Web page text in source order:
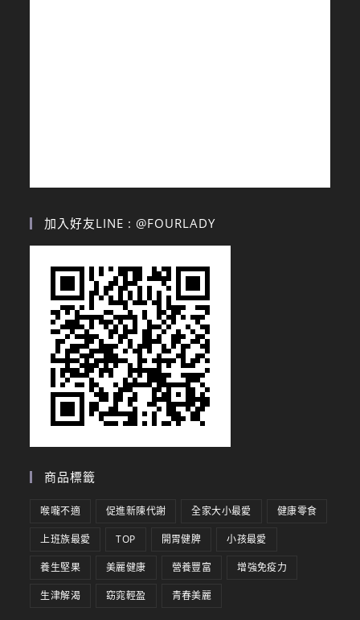
加入好友LINE : @FOURLADY
商品標籤
喉嚨不適 促進新陳代謝 全家大小最愛 健康零食
上班族最愛 TOP 開胃健脾 小孩最愛
養生堅果 美麗健康 營養豐富 增強免疫力
生津解渴 窈窕輕盈 青春美麗